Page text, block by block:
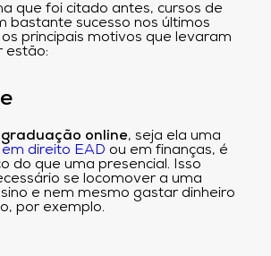
que foi citado antes, cursos de
bastante sucesso nos últimos
principais motivos que levaram
estão:
online, seja ela uma
direito EAD ou em finanças, é
do que uma presencial. Isso
se locomover a uma
e nem mesmo gastar dinheiro
por exemplo.